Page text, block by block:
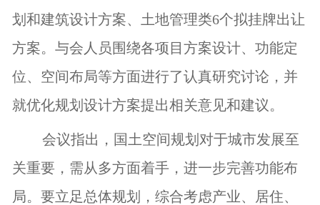
划和建筑设计方案、土地管理类6个拟挂牌出让
方案。与会人员围绕各项目方案设计、功能定
位、空间布局等方面进行了认真研究讨论，并
就优化规划设计方案提出相关意见和建议。
会议指出，国土空间规划对于城市发展至
关重要，需从多方面着手，进一步完善功能布
局。要立足总体规划，综合考虑产业、居住、